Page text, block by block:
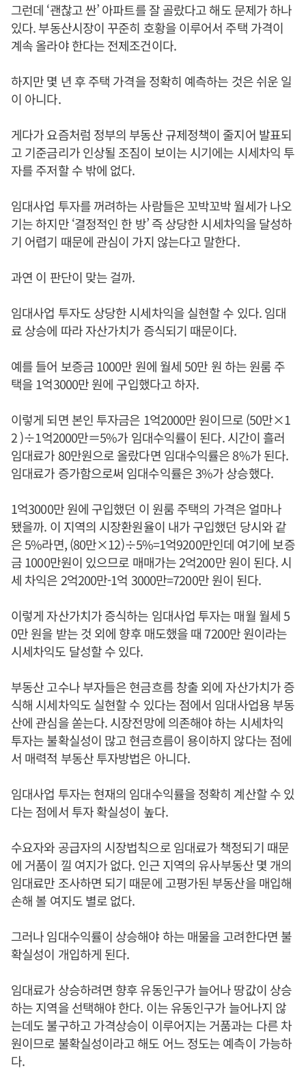
그런데 ‘괜찮고 싼’ 아파트를 잘 골랐다고 해도 문제가 하나
있다. 부동산시장이 꾸준히 호황을 이루어서 주택 가격이
계속 올라야 한다는 전제조건이다.
하지만 몇 년 후 주택 가격을 정확히 예측하는 것은 쉬운 일
이 아니다.
게다가 요즘처럼 정부의 부동산 규제정책이 줄지어 발표되
고 기준금리가 인상될 조짐이 보이는 시기에는 시세차익 투
자를 주저할 수 밖에 없다.
임대사업 투자를 꺼려하는 사람들은 꼬박꼬박 월세가 나오
기는 하지만 ‘결정적인 한 방’ 즉 상당한 시세차익을 달성하
기 어렵기 때문에 관심이 가지 않는다고 말한다.
과연 이 판단이 맞는 걸까.
임대사업 투자도 상당한 시세차익을 실현할 수 있다. 임대
료 상승에 따라 자산가치가 증식되기 때문이다.
예를 들어 보증금 1000만 원에 월세 50만 원 하는 원룸 주
택을 1억3000만 원에 구입했다고 하자.
이렇게 되면 본인 투자금은 1억2000만 원이므로 (50만×1
2 )÷1억2000만＝5%가 임대수익률이 된다. 시간이 흘러
임대료가 80만원으로 올랐다면 임대수익률은 8%가 된다.
임대료가 증가함으로써 임대수익률은 3%가 상승했다.
1억3000만 원에 구입했던 이 원룸 주택의 가격은 얼마나
됐을까. 이 지역의 시장환원율이 내가 구입했던 당시와 같
은 5%라면, (80만×12)÷5%=1억9200만인데 여기에 보증
금 1000만원이 있으므로 매매가는 2억200만 원이 된다. 시
세 차익은 2억200만-1억 3000만=7200만 원이 된다.
이렇게 자산가치가 증식하는 임대사업 투자는 매월 월세 5
0만 원을 받는 것 외에 향후 매도했을 때 7200만 원이라는
시세차익도 달성할 수 있다.
부동산 고수나 부자들은 현금흐름 창출 외에 자산가치가 증
식해 시세차익도 실현할 수 있다는 점에서 임대사업용 부동
산에 관심을 쏟는다. 시장전망에 의존해야 하는 시세차익
투자는 불확실성이 많고 현금흐름이 용이하지 않다는 점에
서 매력적 부동산 투자방법은 아니다.
임대사업 투자는 현재의 임대수익률을 정확히 계산할 수 있
다는 점에서 투자 확실성이 높다.
수요자와 공급자의 시장법칙으로 임대료가 책정되기 때문
에 거품이 낄 여지가 없다. 인근 지역의 유사부동산 몇 개의
임대료만 조사하면 되기 때문에 고평가된 부동산을 매입해
손해 볼 여지도 별로 없다.
그러나 임대수익률이 상승해야 하는 매물을 고려한다면 불
확실성이 개입하게 된다.
임대료가 상승하려면 향후 유동인구가 늘어나 땅값이 상승
하는 지역을 선택해야 한다. 이는 유동인구가 늘어나지 않
는데도 불구하고 가격상승이 이루어지는 거품과는 다른 차
원이므로 불확실성이라고 해도 어느 정도는 예측이 가능하
다.